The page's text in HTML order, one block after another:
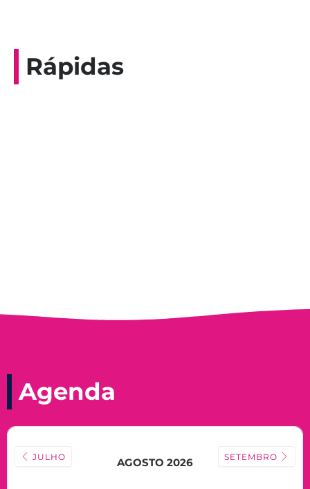
Rápidas
Agenda
JULHO AGOSTO 2026 SETEMBRO